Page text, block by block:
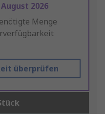
August 2026
Menge
überprüfen